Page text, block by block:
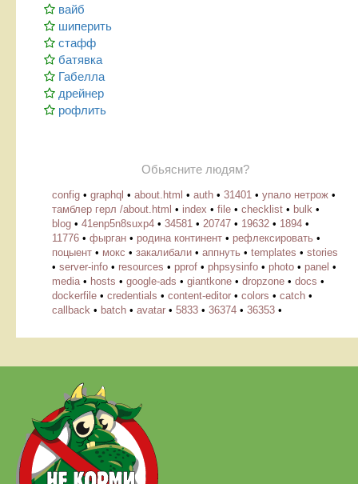
вайб
шиперить
стафф
батявка
Габелла
дрейнер
рофлить
Обьясните людям?
config • graphql • about.html • auth • 31401 • упало нетрож •
тамблер герл /about.html • index • file • checklist • bulk •
blog • 41enp5n8suxp4 • 34581 • 20747 • 19632 • 1894 •
11776 • фырган • родина континент • рефлексировать •
поцыент • мокс • закалибали • аппнуть • templates • stories
• server-info • resources • pprof • phpsysinfo • photo • panel •
media • hosts • google-ads • giantkone • dropzone • docs •
dockerfile • credentials • content-editor • colors • catch •
callback • batch • avatar • 5833 • 36374 • 36353 •